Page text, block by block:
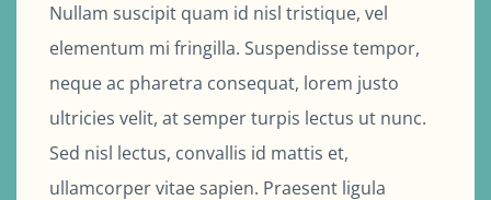
Nullam suscipit quam id nisl tristique, vel
elementum mi fringilla. Suspendisse tempor,
neque ac pharetra consequat, lorem justo
ultricies velit, at semper turpis lectus ut nunc.
Sed nisl lectus, convallis id mattis et,
ullamcorper vitae sapien. Praesent ligula